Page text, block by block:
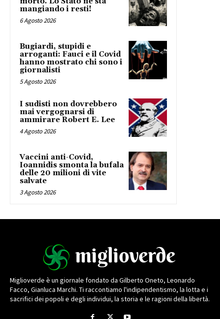
mangiando i resti!
6 Agosto 2026
Bugiardi, stupidi e
arroganti: Fauci e il Covid
hanno mostrato chi sono i
giornalisti
5 Agosto 2026
I sudisti non dovrebbero
mai vergognarsi di
ammirare Robert E. Lee
4 Agosto 2026
Vaccini anti-Covid,
Ioannidis smonta la bufala
delle 20 milioni di vite
salvate
3 Agosto 2026
Miglioverde è un giornale fondato da Gilberto Oneto, Leonardo
Facco, Gianluca Marchi. Ti raccontiamo l'indipendentismo, la lotta e i
sacrifici dei popoli e degli individui, la storia e le ragioni della libertà.